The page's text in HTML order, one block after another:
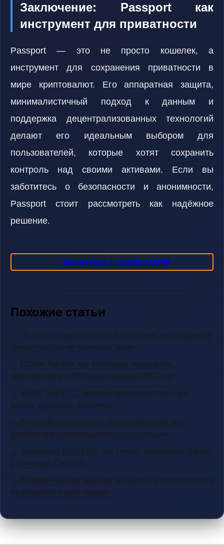
Заключение: Passport как
инструмент для приватности
Passport — это не просто кошелек, а
инструмент для сохранения приватности в
мире криптовалют. Его аппаратная защита,
минималистичный подход к данным и
поддержка децентрализованных технологий
делают его идеальным выбором для
пользователей, которые хотят сохранить
контроль над своими активами. Если вы
заботитесь о безопасности и анонимности,
Passport стоит рассмотреть как надёжное
решение.
← Вернуться к списку статей
Похожие статьи
→ Налоги на криптовалюту в Болгарии: как сохранить
приватность и не нарушить закон
→ Bitcoin Tumble: как анонимно смешивать
криптовалюту с DNS-резолвером DNSCrypt
→ MEXC без KYC: лимиты, преимущества и как
начать торговать анонимно
→ Блокчейн-аналитика и деанонимизация: как
разоблачают криптовалютные транзакции
→ JoinMarket SNICKER: как скрыть транзакции Bitcoin
с помощью CoinJoin
→ Биткоин-миксер: мнения экспертов о приватности и
безопасности криптовалют